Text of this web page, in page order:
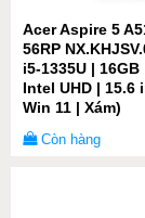
Acer Aspire 5
56RP
i5-1335U | 16GB
Intel UHD | 15.6
Win 11 | Xám)
Còn hàng